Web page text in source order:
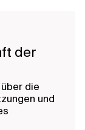
der
die
und